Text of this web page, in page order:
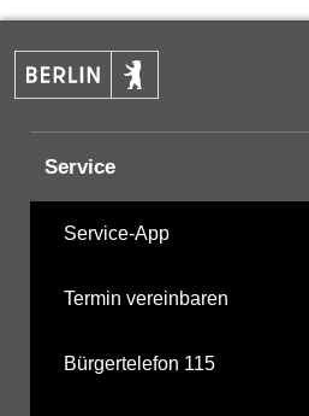
Service
Service-App
Termin vereinbaren
Bürgertelefon 115